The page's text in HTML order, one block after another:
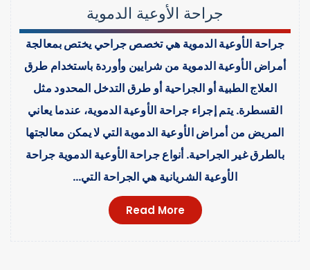
جراحة الأوعية الدموية
جراحة الأوعية الدموية هي تخصص جراحي يختص بمعالجة
أمراض الأوعية الدموية من شرايين وأوردة باستخدام طرق
العلاج الطبية أو الجراحية أو طرق التدخل المحدود مثل
القسطرة. يتم إجراء جراحة الأوعية الدموية، عندما يعاني
المريض من أمراض الأوعية الدموية التي لا يمكن معالجتها
بالطرق غير الجراحية. أنواع جراحة الأوعية الدموية جراحة
الأوعية الشريانية هي الجراحة التي…
Read More